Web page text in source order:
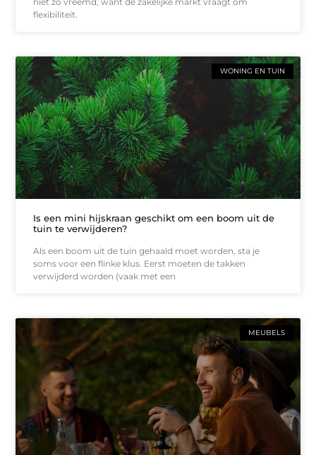
flexibiliteit.
WONING EN TUIN
Is een mini hijskraan geschikt om een boom uit de
tuin te verwijderen?
Als een boom uit de tuin gehaald moet worden, sta je
soms voor een flinke klus. Eerst moeten de takken
verwijderd worden (vaak met een
MEUBELS